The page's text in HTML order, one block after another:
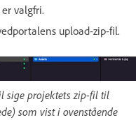
valgfri.
upload-zip-fil.
sige projektets zip-fil til
som vist i ovenstående